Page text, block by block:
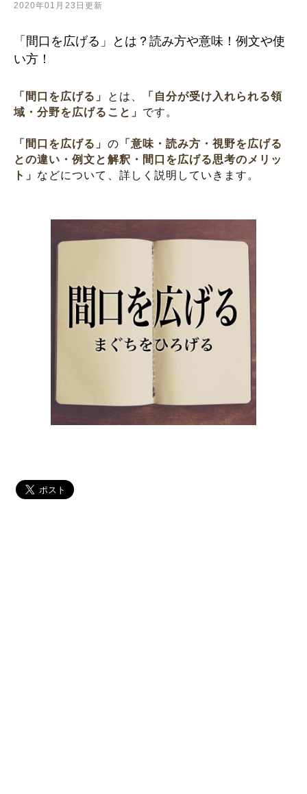
2020年01月23日更新
「間口を広げる」とは？読み方や意味！例文や使
い方！
「間口を広げる」 とは、
「自分が受け入れられる領
域・分野を広げること」 です。
「間口を広げる」 の 「意味・読み方・視野を広げる
との違い・例文と解釈・間口を広げる思考のメリッ
ト」 などについて、詳しく説明していきます。